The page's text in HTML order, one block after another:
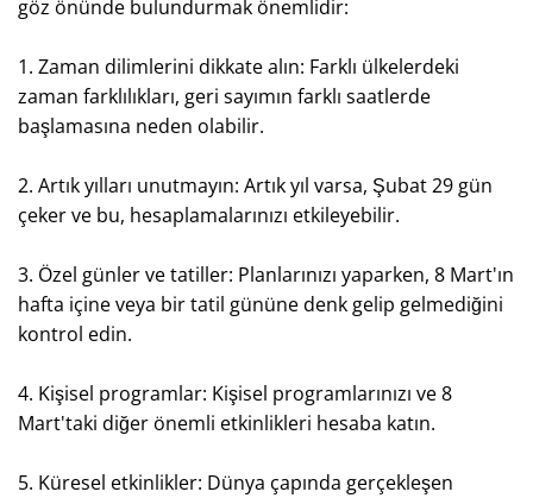
göz önünde bulundurmak önemlidir:
1. Zaman dilimlerini dikkate alın: Farklı ülkelerdeki
zaman farklılıkları, geri sayımın farklı saatlerde
başlamasına neden olabilir.
2. Artık yılları unutmayın: Artık yıl varsa, Şubat 29 gün
çeker ve bu, hesaplamalarınızı etkileyebilir.
3. Özel günler ve tatiller: Planlarınızı yaparken, 8 Mart'ın
hafta içine veya bir tatil gününe denk gelip gelmediğini
kontrol edin.
4. Kişisel programlar: Kişisel programlarınızı ve 8
Mart'taki diğer önemli etkinlikleri hesaba katın.
5. Küresel etkinlikler: Dünya çapında gerçekleşen